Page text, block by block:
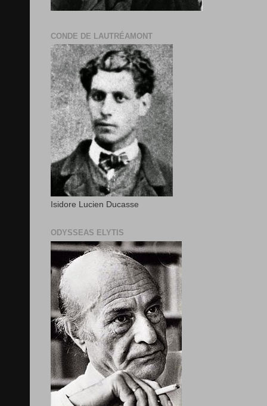
CONDE DE LAUTRÉAMONT
Isidore Lucien Ducasse
ODYSSEAS ELYTIS